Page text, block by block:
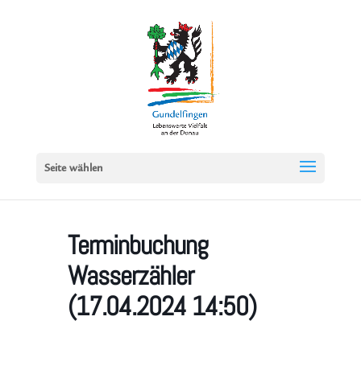
Seite wählen
Terminbuchung
Wasserzähler
(17.04.2024 14:50)